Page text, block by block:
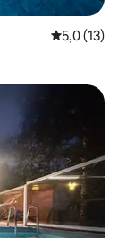
Просечна
5,0 (13)